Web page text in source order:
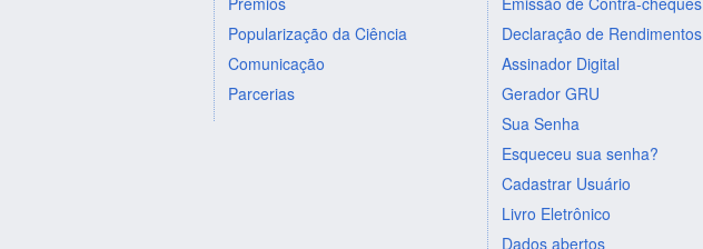
Popularização da Ciência
Comunicação
Parcerias
Declaração de Rendimentos
Assinador Digital
Gerador GRU
Sua Senha
Esqueceu sua senha?
Cadastrar Usuário
Livro Eletrônico
Dados abertos